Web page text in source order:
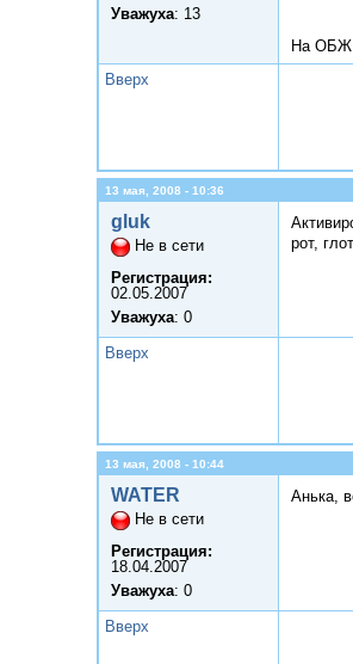
Уважуха: 13
На ОБЖ
Вверх
13 мая, 2008 - 10:36
gluk
Не в сети
Регистрация:
02.05.2007
Уважуха: 0
рот,
Вверх
13 мая, 2008 - 10:44
WATER
Не в сети
Регистрация:
18.04.2007
Уважуха: 0
Анька,
Вверх